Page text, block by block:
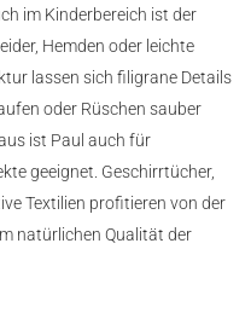
im Kinderbereich ist der
Hemden oder leichte
lassen sich filigrane Details
oder Rüschen sauber
ist Paul auch für
geeignet. Geschirrtücher,
Textilien profitieren von der
natürlichen Qualität der